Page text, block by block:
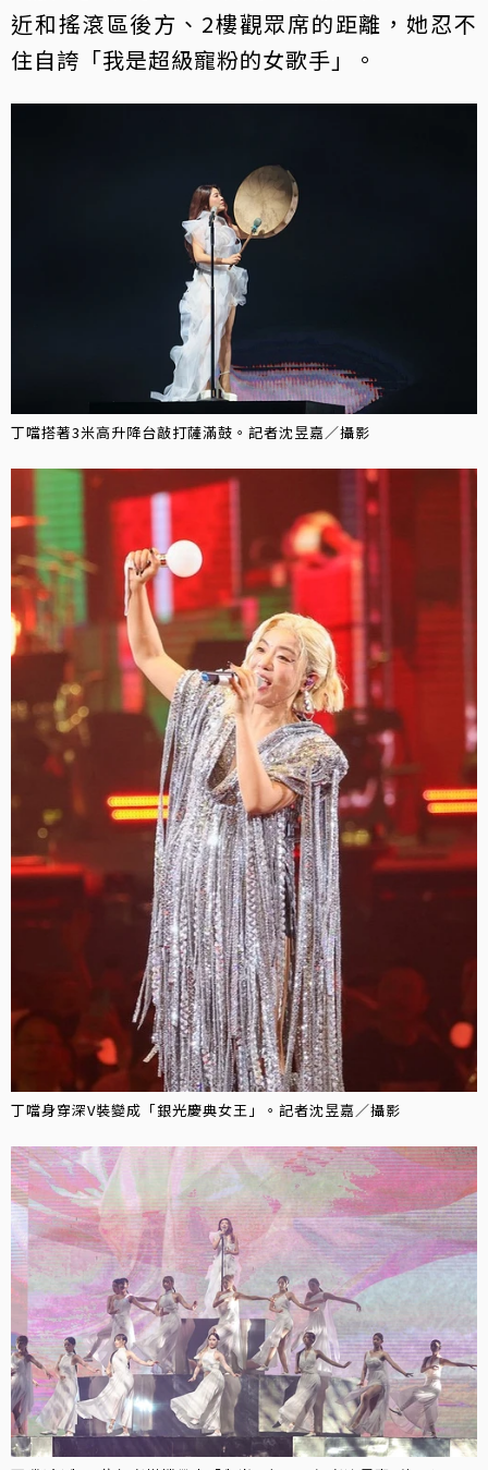
近和搖滾區後方、2樓觀眾席的距離，她忍不
住自誇「我是超級寵粉的女歌手」。
丁噹搭著3米高升降台敲打薩滿鼓。記者沈昱嘉／攝影
丁噹身穿深V裝變成「銀光慶典女王」。記者沈昱嘉／攝影